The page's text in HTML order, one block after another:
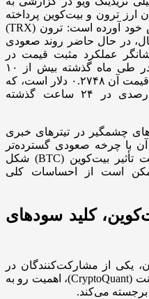
ترون و بیت‌کوین پرداخته
است. این سایت تحلیلی در گزارش خود آورده است: ترون (TRX)
در حال حاضر روند صعودی
عملکرد مثبت قیمت در
هفته‌های اخیر است. این رمزارز در طی ماه گذشته بیش از ۱۰
درصد رشد داشته و در حال حاضر قیمت آن ۰.۲۷۴۸ دلار است، که
نشان‌دهنده افزایش جزئی ۰.۷ درصدی در ۲۴ ساعت گذشته
چشمگیر در تیترهای خبری
با چرخه صعودی گسترده‌تر
بازار هم‌راستا است که عمدتاً تحت تأثیر بیت‌کوین (BTC) شکل
است از احساسات کلی
کلید سودهای
یکی از مشارکت‌کنندگان در
پلتفرم QuickTake سایت کریپتو کوانت (CryptoQuant)، اهمیت رو به
برجسته می‌کند.